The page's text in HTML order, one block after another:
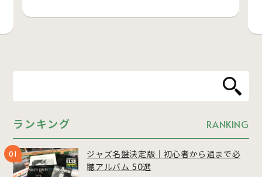
ランキング RANKING
ジャズ名盤決定版｜初心者から通まで必
聴アルバム 50選